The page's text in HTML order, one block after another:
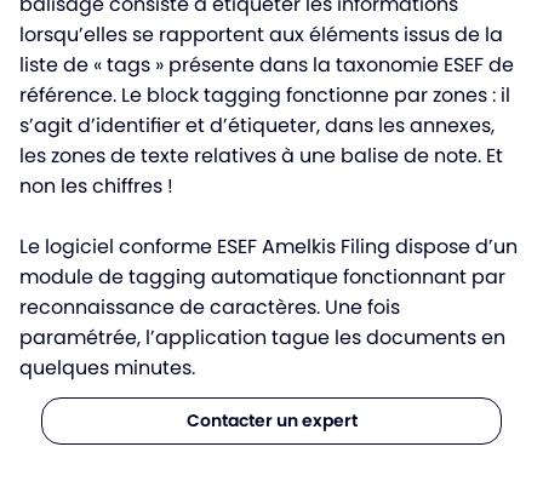
lorsqu’elles se rapportent aux éléments issus de la
liste de « tags » présente dans la taxonomie ESEF de
référence. Le block tagging fonctionne par zones : il
s’agit d’identifier et d’étiqueter, dans les annexes,
les zones de texte relatives à une balise de note. Et
non les chiffres !
Le logiciel conforme ESEF Amelkis Filing dispose d’un
module de tagging automatique fonctionnant par
reconnaissance de caractères. Une fois
paramétrée, l’application tague les documents en
quelques minutes.
Contacter un expert